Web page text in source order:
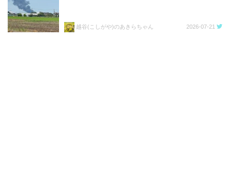
越谷(こしがや)のあきらちゃん 2026-07-21